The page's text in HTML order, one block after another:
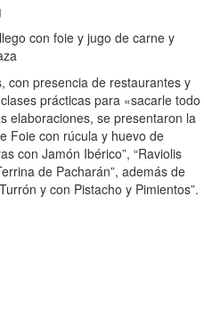
con presencia de restaurantes y
prácticas para «sacarle todo
elaboraciones, se presentaron la
Foie con rúcula y huevo de
con Jamón Ibérico”, “Raviolis
de Pacharán”, además de
y con Pistacho y Pimientos”.